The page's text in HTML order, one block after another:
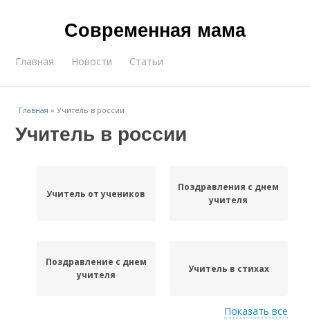
Современная мама
Главная Новости Статьи
Главная »Учитель в россии
Учитель в россии
Учитель от учеников
Поздравления с днем
учителя
Поздравление с днем
учителя
Учитель в стихах
Показать все